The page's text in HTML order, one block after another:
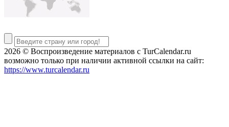
2026 © Воспроизведение материалов c TurCalendar.ru
возможно только при наличии активной ссылки на сайт:
https://www.turcalendar.ru